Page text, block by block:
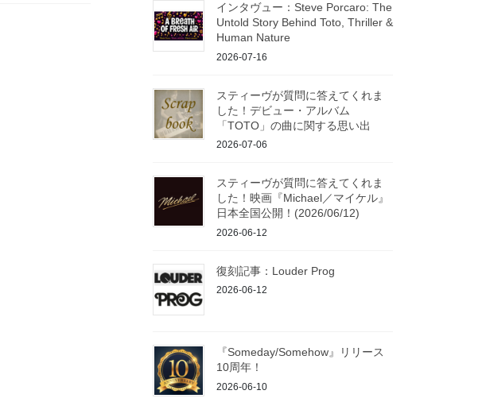
インタヴュー：Steve Porcaro: The
Untold Story Behind Toto, Thriller &
Human Nature
2026-07-16
スティーヴが質問に答えてくれま
した！デビュー・アルバム
「TOTO」の曲に関する思い出
2026-07-06
スティーヴが質問に答えてくれま
した！映画『Michael／マイケル』
日本全国公開！(2026/06/12)
2026-06-12
復刻記事：Louder Prog
2026-06-12
『Someday/Somehow』リリース
10周年！
2026-06-10